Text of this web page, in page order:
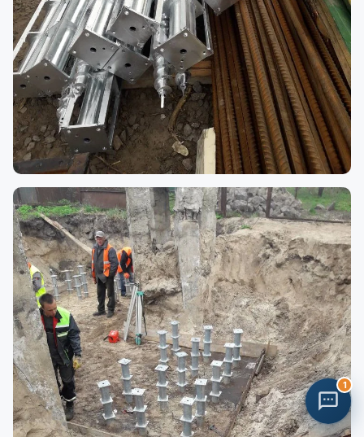
БМК "Місто Груп" — будівельна компанія Київ